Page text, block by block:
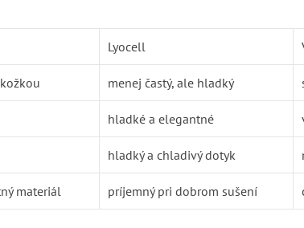
Lyocell
menej častý, ale hladký
hladké a elegantné
hladký a chladivý dotyk
materiál príjemný pri dobrom sušení